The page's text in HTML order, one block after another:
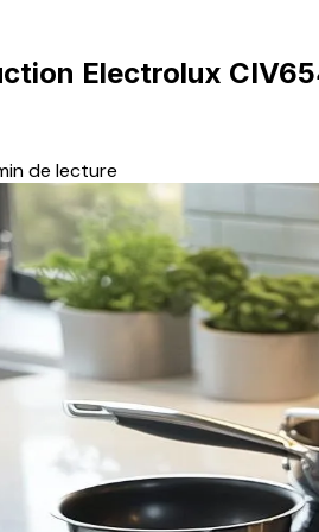
Electrolux
de lecture